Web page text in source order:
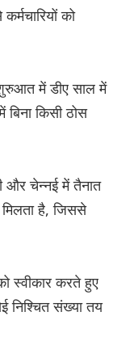
को
शुरुआत में डीए साल में
बिना किसी ठोस
और चेन्नई में तैनात
मिलता है, जिससे
स्वीकार करते हुए
निश्चित संख्या तय